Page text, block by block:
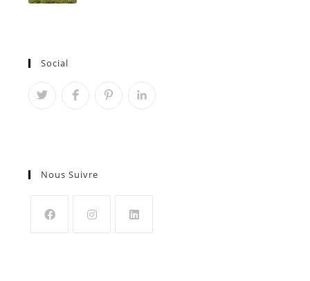
Social
Nous Suivre